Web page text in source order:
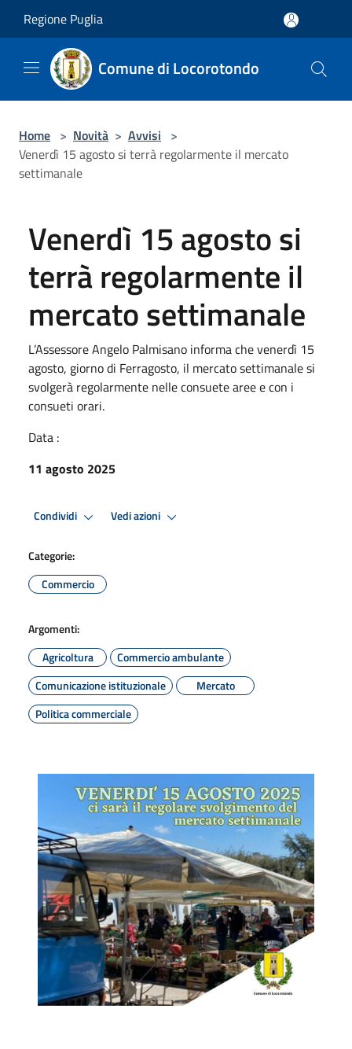
Regione Puglia
Comune di Locorotondo
Home > Novità > Avvisi >
Venerdì 15 agosto si terrà regolarmente il mercato
settimanale
Venerdì 15 agosto si
terrà regolarmente il
mercato settimanale
L’Assessore Angelo Palmisano informa che venerdì 15
agosto, giorno di Ferragosto, il mercato settimanale si
svolgerà regolarmente nelle consuete aree e con i
consueti orari.
Data :
11 agosto 2025
Condividi Vedi azioni
Categorie:
Commercio
Argomenti:
Agricoltura
Commercio ambulante
Comunicazione istituzionale
Mercato
Politica commerciale